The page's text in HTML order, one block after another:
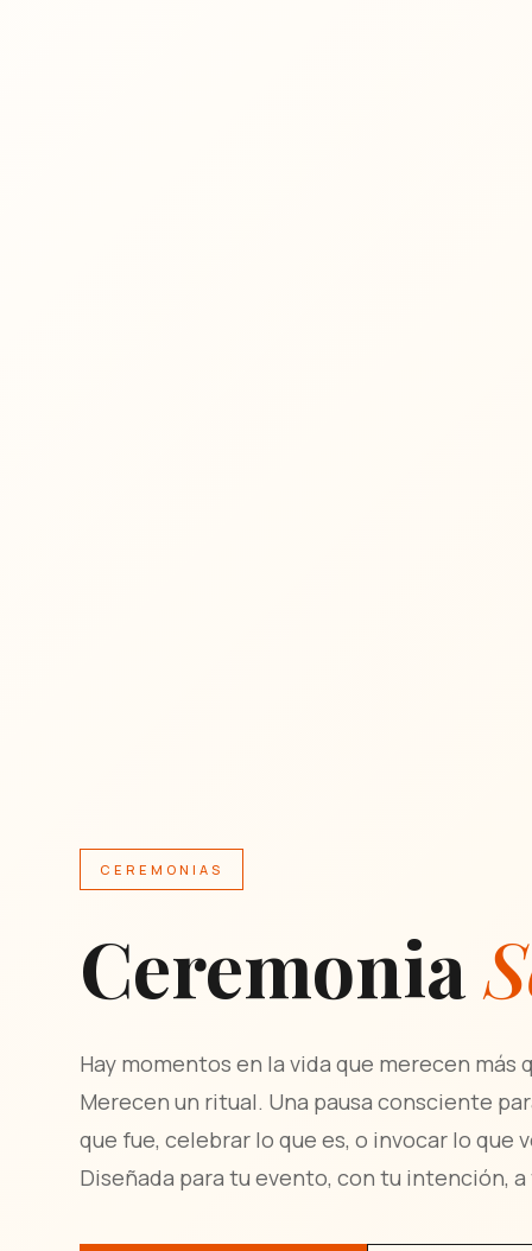
CEREMONIAS
Ceremonia
Hay momentos en la vida que merecen más
Merecen un ritual. Una pausa consciente
que fue, celebrar lo que es, o invocar lo que
Diseñada para tu evento, con tu intención, a